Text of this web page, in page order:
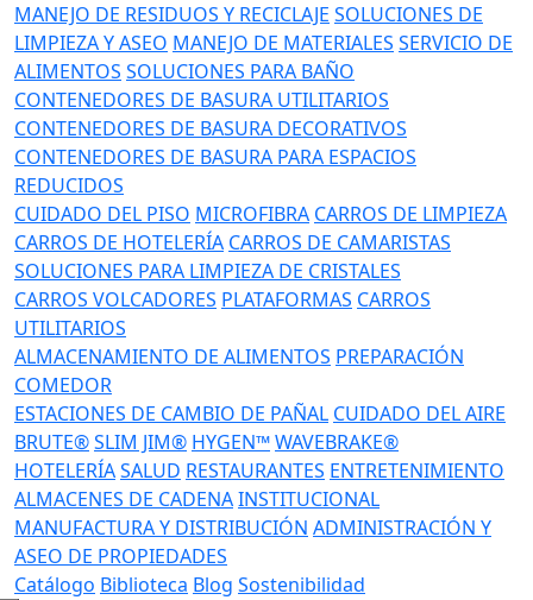
MANEJO DE RESIDUOS Y RECICLAJE SOLUCIONES DE
LIMPIEZA Y ASEO MANEJO DE MATERIALES SERVICIO DE
ALIMENTOS SOLUCIONES PARA BAÑO
CONTENEDORES DE BASURA UTILITARIOS
CONTENEDORES DE BASURA DECORATIVOS
CONTENEDORES DE BASURA PARA ESPACIOS
REDUCIDOS
CUIDADO DEL PISO MICROFIBRA CARROS DE LIMPIEZA
CARROS DE HOTELERÍA CARROS DE CAMARISTAS
SOLUCIONES PARA LIMPIEZA DE CRISTALES
CARROS VOLCADORES PLATAFORMAS CARROS
UTILITARIOS
ALMACENAMIENTO DE ALIMENTOS PREPARACIÓN
COMEDOR
ESTACIONES DE CAMBIO DE PAÑAL CUIDADO DEL AIRE
BRUTE®SLIM JIM® HYGEN™WAVEBRAKE®
HOTELERÍASALUD RESTAURANTES ENTRETENIMIENTO
ALMACENES DE CADENAINSTITUCIONAL
MANUFACTURA Y DISTRIBUCIÓN ADMINISTRACIÓN Y
ASEO DE PROPIEDADES
Catálogo Biblioteca Blog Sostenibilidad